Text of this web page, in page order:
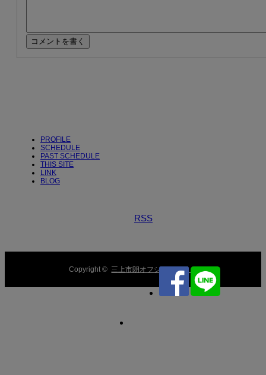
PROFILE
SCHEDULE
PAST SCHEDULE
THIS SITE
LINK
BLOG
RSS
Copyright © 三上市朗オフシャルサイト